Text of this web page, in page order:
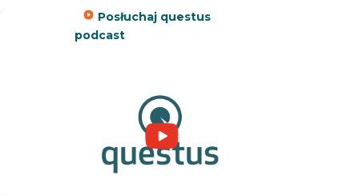
Posłuchaj questus
podcast